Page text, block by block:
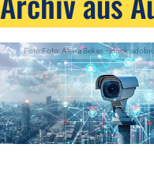
Foto:Foto: Alena Bekas -